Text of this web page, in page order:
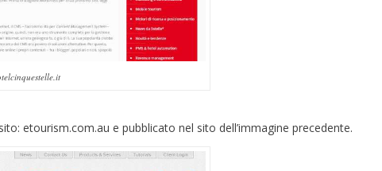
etourism.com.au e pubblicato nel sito dell’immagine precedente.